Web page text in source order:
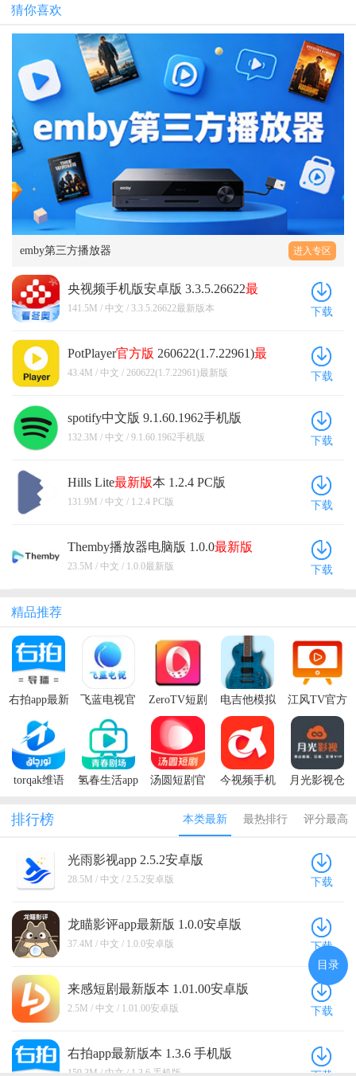
猜你喜欢
emby第三方播放器 进入专区
央视频手机版安卓版 3.3.5.26622最
新版本
141.5M / 中文 / 3.3.5.26622最新版本 下载
PotPlayer官方版 260622(1.7.22961)最
新版
43.4M / 中文 / 260622(1.7.22961)最新版 下载
spotify中文版 9.1.60.1962手机版
132.3M / 中文 / 9.1.60.1962手机版 下载
Hills Lite最新版本 1.2.4 PC版
131.9M / 中文 / 1.2.4 PC版 下载
Themby播放器电脑版 1.0.0最新版
23.5M / 中文 / 1.0.0最新版 下载
精品推荐
右拍app最新
飞蓝电视官
ZeroTV短剧
官方版
电吉他模拟
器app
江风TV官方
免费
torqak维语
氢春生活app
汤圆短剧官
今视频手机
月光影视仓
排行榜 本类最新 最热排行 评分最高
光雨影视app 2.5.2安卓版
28.5M / 中文 / 2.5.2安卓版 下载
龙瞄影评app最新版 1.0.0安卓版
37.4M / 中文 / 1.0.0安卓版 下载
来感短剧最新版本 1.01.00安卓版
2.5M / 中文 / 1.01.00安卓版 下载
右拍app最新版本 1.3.6 手机版
159.3M / 中文 / 1.3.6 手机版
目录